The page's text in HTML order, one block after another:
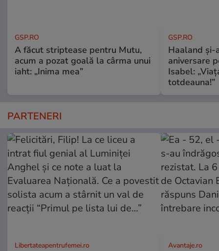
GSP.RO
A făcut striptease pentru Mutu,
acum a pozat goală la cârma unui
iaht: „Inima mea”
GSP.RO
Haaland
aniversare
Isabel:
totdeauna!”
PARTENERI
Libertateapentrufemei.ro Avantaje.ro